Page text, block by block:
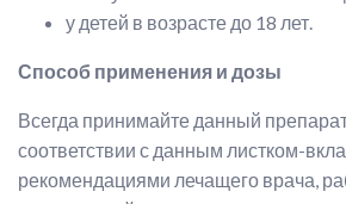
у детей в возрасте до 18 лет.
Способ применения и дозы
Всегда принимайте данный
соответствии с данным листком-
рекомендациями лечащего врача,